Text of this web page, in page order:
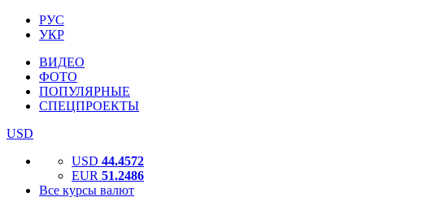
РУС
УКР
ВИДЕО
ФОТО
ПОПУЛЯРНЫЕ
СПЕЦПРОЕКТЫ
USD
USD 44.4572
EUR 51.2486
Все курсы валют